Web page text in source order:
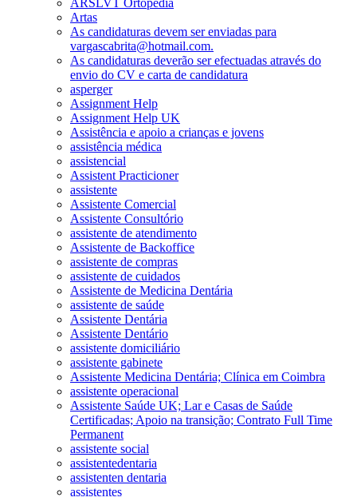
Artas
As candidaturas devem ser enviadas para
vargascabrita@hotmail.com.
As candidaturas deverão ser efectuadas através do
envio do CV e carta de candidatura
asperger
Assignment Help
Assignment Help UK
Assistência e apoio a crianças e jovens
assistência médica
assistencial
Assistent Practicioner
assistente
Assistente Comercial
Assistente Consultório
assistente de atendimento
Assistente de Backoffice
assistente de compras
assistente de cuidados
Assistente de Medicina Dentária
assistente de saúde
Assistente Dentária
Assistente Dentário
assistente domiciliário
assistente gabinete
Assistente Medicina Dentária; Clínica em Coimbra
assistente operacional
Assistente Saúde UK; Lar e Casas de Saúde
Certificadas; Apoio na transição; Contrato Full Time
Permanent
assistente social
assistentedentaria
assistenten dentaria
assistentes